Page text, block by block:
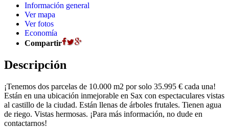
Información general
Ver mapa
Ver fotos
Economía
Compartir
Descripción
¡Tenemos dos parcelas de 10.000 m2 por solo 35.995 € cada una!
Están en una ubicación inmejorable en Sax con espectaculares vistas
al castillo de la ciudad. Están llenas de árboles frutales. Tienen agua
de riego. Vistas hermosas. ¡Para más información, no dude en
contactarnos!